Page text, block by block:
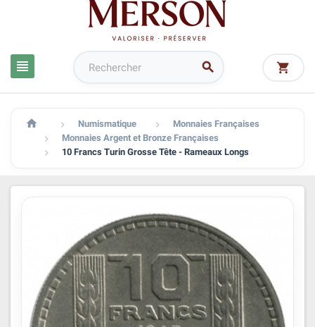
  
  Numismatique  Monnaies Françaises
 Monnaies Argent et Bronze Françaises
 10 Francs Turin Grosse Tête - Rameaux Longs